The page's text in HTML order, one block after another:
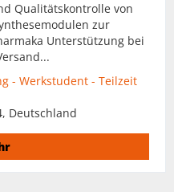
Qualitätskontrolle von
zur
Unterstützung bei
- Werkstudent - Teilzeit
Deutschland